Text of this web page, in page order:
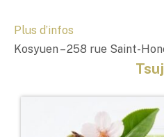
Plus d’infos
Kosyuen – 258 rue Saint-